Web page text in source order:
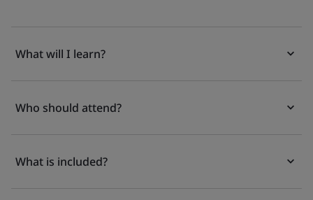
What will I learn?
Who should attend?
What is included?